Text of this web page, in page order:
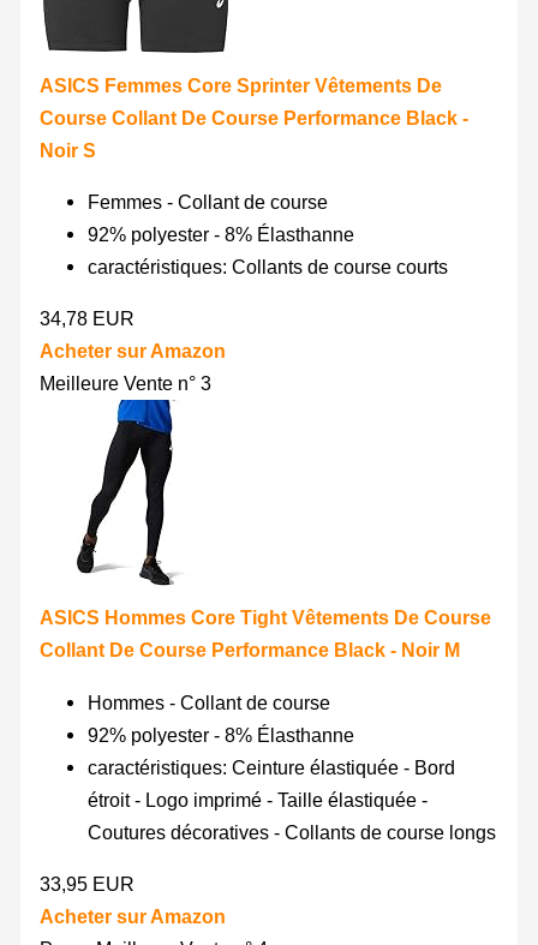
ASICS Femmes Core Sprinter Vêtements De
Course Collant De Course Performance Black -
Noir S
Femmes - Collant de course
92% polyester - 8% Élasthanne
caractéristiques: Collants de course courts
34,78 EUR
Acheter sur Amazon
Meilleure Vente n° 3
ASICS Hommes Core Tight Vêtements De Course
Collant De Course Performance Black - Noir M
Hommes - Collant de course
92% polyester - 8% Élasthanne
caractéristiques: Ceinture élastiquée - Bord
étroit - Logo imprimé - Taille élastiquée -
Coutures décoratives - Collants de course longs
33,95 EUR
Acheter sur Amazon